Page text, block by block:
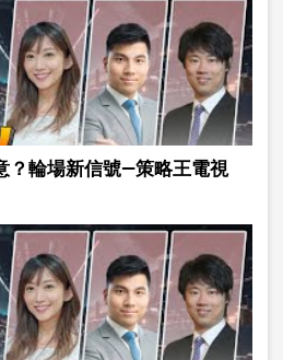
？輪場新信號—策略王電視